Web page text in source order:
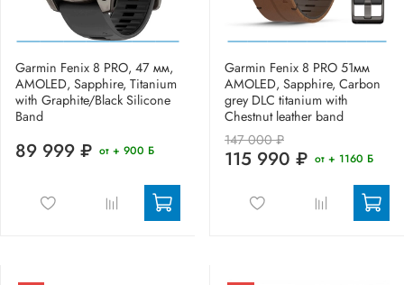
Garmin Fenix 8 PRO, 47 мм,
AMOLED, Sapphire, Titanium
with Graphite/Black Silicone
Band
89 999 ₽ от + 900 Б
Garmin Fenix 8 PRO 51мм
AMOLED, Sapphire, Carbon
grey DLC titanium with
Chestnut leather band
147 000 ₽
115 990 ₽ от + 1160 Б